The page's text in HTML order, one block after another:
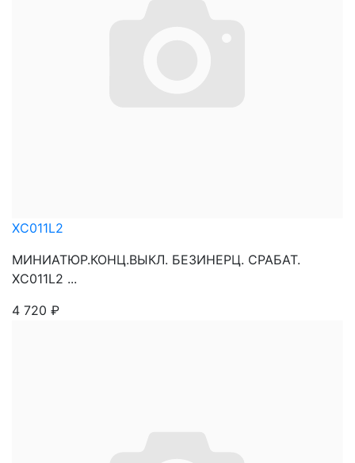
XC011L2
МИНИАТЮР.КОНЦ.ВЫКЛ. БЕЗИНЕРЦ. СРАБАТ.
XC011L2 ...
4 720 ₽